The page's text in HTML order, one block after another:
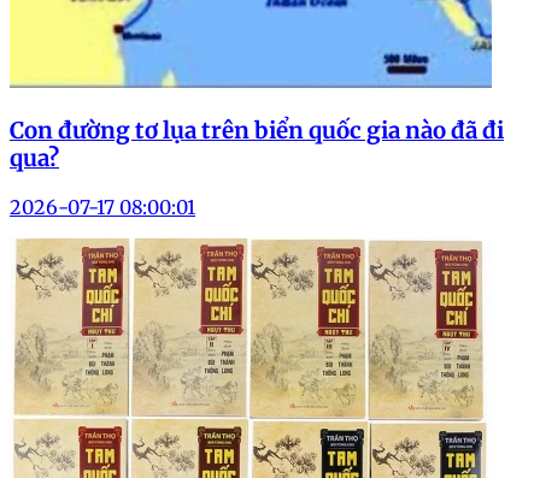
Con đường tơ lụa trên biển quốc gia nào đã đi
qua?
2026-07-17 08:00:01